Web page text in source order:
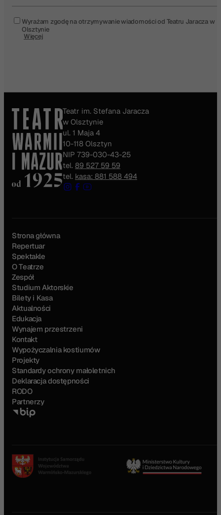
Wyrażam zgodę na otrzymywanie wiadomości od Teatru Jaracza w
Olsztynie
Więcej
Teatr im. Stefana Jaracza
w Olsztynie
ul. 1 Maja 4
10-118 Olsztyn
NIP 739-030-43-25
tel. 89 527 59 59
tel. kasa: 881 588 494
Strona główna
Repertuar
Spektakle
O Teatrze
Zespół
Studium Aktorskie
Bilety i Kasa
Aktualności
Edukacja
Wynajem przestrzeni
Kontakt
Wypożyczalnia kostiumów
Projekty
Standardy ochrony małoletnich
Deklaracja dostępności
RODO
Partnerzy